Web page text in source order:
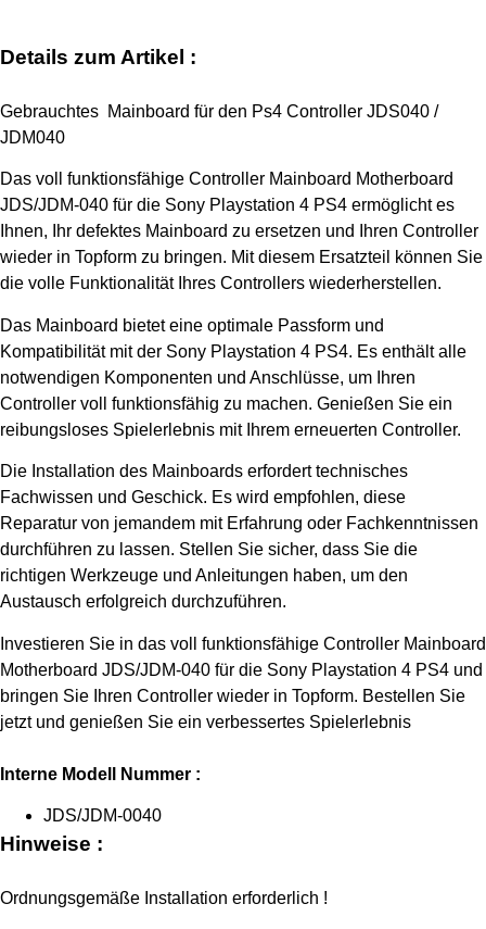
Details zum Artikel :
Gebrauchtes Mainboard für den Ps4 Controller JDS040 /
JDM040
Das voll funktionsfähige Controller Mainboard Motherboard
JDS/JDM-040 für die Sony Playstation 4 PS4 ermöglicht es
Ihnen, Ihr defektes Mainboard zu ersetzen und Ihren Controller
wieder in Topform zu bringen. Mit diesem Ersatzteil können Sie
die volle Funktionalität Ihres Controllers wiederherstellen.
Das Mainboard bietet eine optimale Passform und
Kompatibilität mit der Sony Playstation 4 PS4. Es enthält alle
notwendigen Komponenten und Anschlüsse, um Ihren
Controller voll funktionsfähig zu machen. Genießen Sie ein
reibungsloses Spielerlebnis mit Ihrem erneuerten Controller.
Die Installation des Mainboards erfordert technisches
Fachwissen und Geschick. Es wird empfohlen, diese
Reparatur von jemandem mit Erfahrung oder Fachkenntnissen
durchführen zu lassen. Stellen Sie sicher, dass Sie die
richtigen Werkzeuge und Anleitungen haben, um den
Austausch erfolgreich durchzuführen.
Investieren Sie in das voll funktionsfähige Controller Mainboard
Motherboard JDS/JDM-040 für die Sony Playstation 4 PS4 und
bringen Sie Ihren Controller wieder in Topform. Bestellen Sie
jetzt und genießen Sie ein verbessertes Spielerlebnis
Interne Modell Nummer :
JDS/JDM-0040
Hinweise :
Ordnungsgemäße Installation erforderlich !